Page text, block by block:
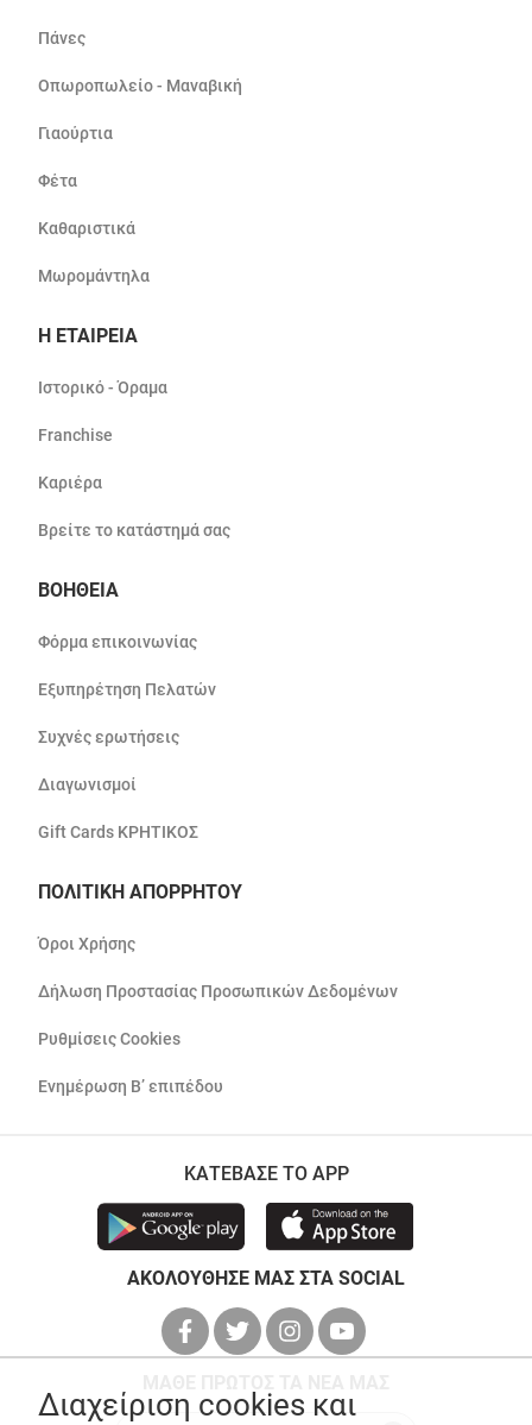
Πάνες
Οπωροπωλείο - Μαναβική
Γιαούρτια
Φέτα
Καθαριστικά
Μωρομάντηλα
Η ΕΤΑΙΡΕΙΑ
Ιστορικό - Όραμα
Franchise
Καριέρα
Βρείτε το κατάστημά σας
ΒΟΗΘΕΙΑ
Φόρμα επικοινωνίας
Εξυπηρέτηση Πελατών
Συχνές ερωτήσεις
Διαγωνισμοί
Gift Cards ΚΡΗΤΙΚΟΣ
ΠΟΛΙΤΙΚΗ ΑΠΟΡΡΗΤΟΥ
Όροι Χρήσης
Δήλωση Προστασίας Προσωπικών Δεδομένων
Ρυθμίσεις Cookies
Ενημέρωση Β’ επιπέδου
ΚΑΤΕΒΑΣΕ ΤΟ APP
ΑΚΟΛΟΥΘΗΣΕ ΜΑΣ ΣΤΑ SOCIAL
Διαχείριση cookies και